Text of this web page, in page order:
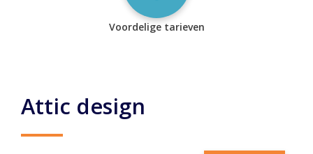
Voordelige tarieven
Attic design